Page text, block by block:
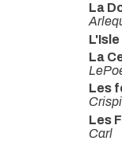
La
La
Les
Les
Carl